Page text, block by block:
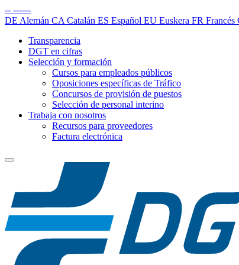
-- ------
DE Alemán CA Catalán ES Español EU Euskera FR Francés
Transparencia
DGT en cifras
Selección y formación
Cursos para empleados públicos
Oposiciones específicas de Tráfico
Concursos de provisión de puestos
Selección de personal interino
Trabaja con nosotros
Recursos para proveedores
Factura electrónica